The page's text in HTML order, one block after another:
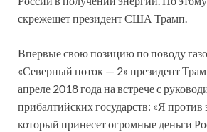
скрежещет президент США Трамп.
Впервые свою позицию по поводу
«Северный поток — 2» президент
апреле 2018 года на встрече с
прибалтийских государств: «Я против
который принесет огромные деньги